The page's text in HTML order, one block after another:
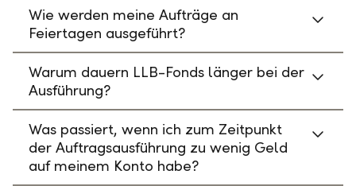
Wie werden meine Aufträge an
Feiertagen ausgeführt?
Warum dauern LLB-Fonds länger bei der
Ausführung?
Was passiert, wenn ich zum Zeitpunkt
der Auftragsausführung zu wenig Geld
auf meinem Konto habe?